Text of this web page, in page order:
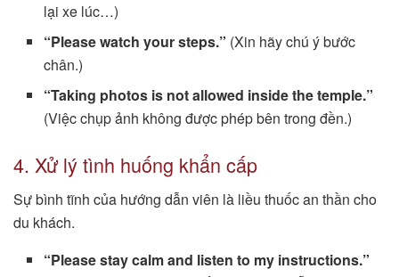
lại xe lúc…)
“Please watch your steps.” (Xin hãy chú ý bước
chân.)
“Taking photos is not allowed inside the temple.”
(Việc chụp ảnh không được phép bên trong đền.)
4. Xử lý tình huống khẩn cấp
Sự bình tĩnh của hướng dẫn viên là liều thuốc an thần cho
du khách.
“Please stay calm and listen to my instructions.”